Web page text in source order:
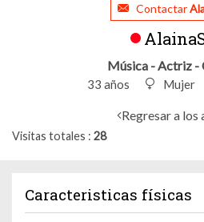
Contactar
Música - Actriz -
33 años Mujer
Regresar a los
Visitas totales 28
Caracteristicas físicas